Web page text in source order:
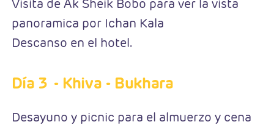
Visita de Ak Sheik Bobo para ver la vista
panoramica por Ichan Kala
Descanso en el hotel.
Día 3 - Khiva - Bukhara
Desayuno y picnic para el almuerzo y cena